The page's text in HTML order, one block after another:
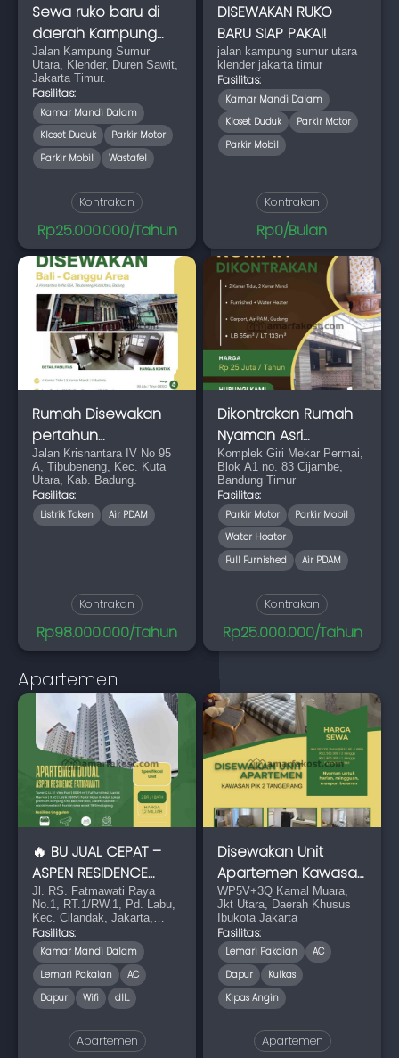
Sewa ruko baru di
daerah Kampung
Sumur, Klender, D
Jalan Kampung Sumur
Utara, Klender, Duren Sawit,
Jakarta Timur.
Fasilitas:
Kamar Mandi Dalam
Kloset Duduk
Parkir Motor
Parkir Mobil
Wastafel
Kontrakan
Rp25.000.000/Tahun
DISEWAKAN RUKO
BARU SIAP PAKAI!
jalan kampung sumur utara
klender jakarta timur
Fasilitas:
Kamar Mandi Dalam
Kloset Duduk
Parkir Motor
Parkir Mobil
Kontrakan
Rp0/Bulan
Rumah Disewakan
pertahun
Tibubeneng, Kuta
Utara, B
Jalan Krisnantara IV No 95
A, Tibubeneng, Kec. Kuta
Utara, Kab. Badung.
Fasilitas:
Listrik Token Air PDAM
Kontrakan
Rp98.000.000/Tahun
Dikontrakan Rumah
Nyaman Asri
Furnished
Komplek Giri Mekar Permai,
Blok A1 no. 83 Cijambe,
Bandung Timur
Fasilitas:
Parkir Motor
Parkir Mobil
Water Heater
Full Furnished
Air PDAM
Kontrakan
Rp25.000.000/Tahun
Apartemen
🔥 BU JUAL CEPAT –
ASPEN RESIDENCE
FATMAWATI 🔥 📍
Jl. RS. Fatmawati Raya
No.1, RT.1/RW.1, Pd. Labu,
Kec. Cilandak, Jakarta,
Daerah Khusus Ibukota
Jakarta 12450
Fasilitas:
Kamar Mandi Dalam
Lemari Pakaian
AC
Dapur
Wifi dll...
Apartemen
Disewakan Unit
Apartemen Kawasan
PIK 2 Tangerang
WP5V+3Q Kamal Muara,
Jkt Utara, Daerah Khusus
Ibukota Jakarta
Fasilitas:
Lemari Pakaian
AC
Dapur
Kulkas
Kipas Angin
Apartemen